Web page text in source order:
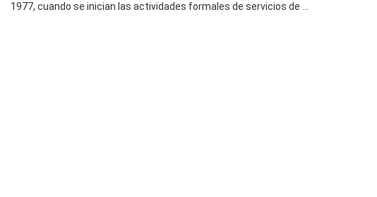
1977, cuando se inician las actividades formales de servicios de ...